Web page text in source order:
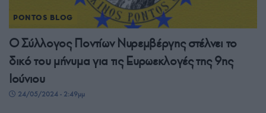
PONTOS BLOG
Ο Σύλλογος Ποντίων Νυρεμβέργης στέλνει το
δικό του μήνυμα για τις Ευρωεκλογές της 9ης
Ιούνιου
24/05/2024 - 2:49μμ